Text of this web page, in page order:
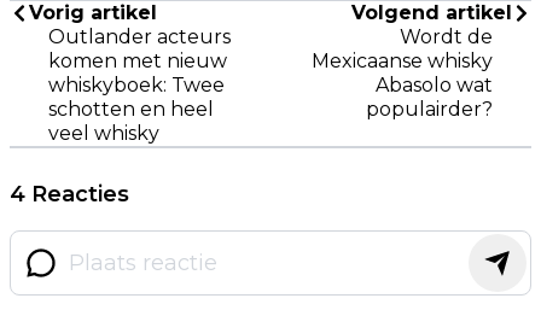
Vorig artikel
Outlander acteurs
komen met nieuw
whiskyboek: Twee
schotten en heel
veel whisky
Volgend artikel
Wordt de
Mexicaanse whisky
Abasolo wat
populairder?
4 Reacties